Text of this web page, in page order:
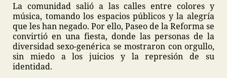
La comunidad salió a las calles entre colores y
música, tomando los espacios públicos y la alegría
que les han negado. Por ello, Paseo de la Reforma se
convirtió en una fiesta, donde las personas de la
diversidad sexo-genérica se mostraron con orgullo,
sin miedo a los juicios y la represión de su
identidad.